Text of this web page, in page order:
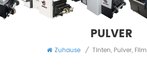
PULVER
Zuhause / Tinten, Pulver, Film